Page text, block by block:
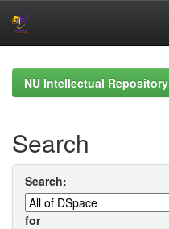
navigationNU Intellectual Repository
Search
Search:
for